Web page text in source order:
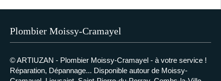
Plombier Moissy-Cramayel
© ARTIUZAN - Plombier Moissy-Cramayel - à votre service !
Réparation, Dépannage... Disponible autour de Moissy-